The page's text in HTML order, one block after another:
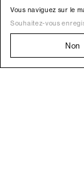
Vous naviguez sur le
Souhaitez-vous
Non